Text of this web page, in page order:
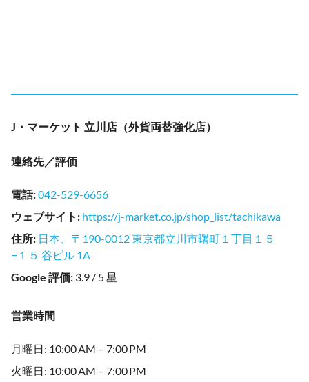
J・マーケット 立川店（外貨両替強化店）
連絡先／評価
電話:042-529-6656
ウェブサイト : https://j-market.co.jp/shop_list/tachikawa
住所: 日本、〒190-0012 東京都立川市曙町１丁目１５
−１５ 谷ビル 1A
Google 評価: 3.9 / 5 星
営業時間
月曜日: 10:00 AM – 7:00 PM
火曜日: 10:00 AM – 7:00 PM